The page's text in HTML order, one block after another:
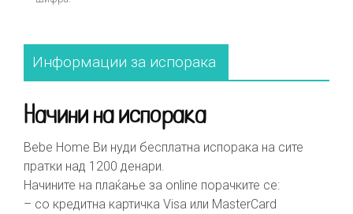
Информации за испорака
Начини на испорака
Bebe Home Ви нуди бесплатна испорака на сите
пратки над 1200 денари.
Начините на плаќање за online порачките се:
– со кредитна картичка Visa или MasterCard